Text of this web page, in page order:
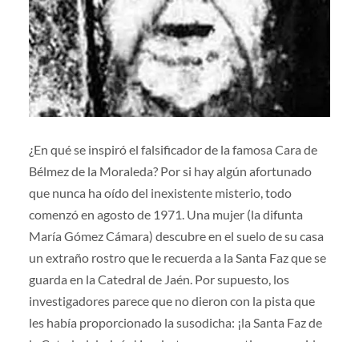
¿En qué se inspiró el falsificador de la famosa Cara de
Bélmez de la Moraleda? Por si hay algún afortunado
que nunca ha oído del inexistente misterio, todo
comenzó en agosto de 1971. Una mujer (la difunta
María Gómez Cámara) descubre en el suelo de su casa
un extraño rostro que le recuerda a la Santa Faz que se
guarda en la Catedral de Jaén. Por supuesto, los
investigadores parece que no dieron con la pista que
les había proporcionado la susodicha: ¡la Santa Faz de